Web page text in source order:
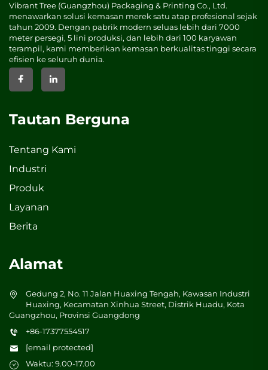
Vibrant Tree (Guangzhou) Packaging & Printing Co., Ltd.
menawarkan solusi kemasan merek satu atap profesional sejak
tahun 2009. Dengan pabrik modern seluas lebih dari 7000
meter persegi, 5 lini produksi, dan lebih dari 100 karyawan
terampil, kami memberikan kemasan berkualitas tinggi secara
efisien ke seluruh dunia.
Tautan Berguna
Tentang Kami
Industri
Produk
Layanan
Berita
Alamat
Gedung 2, No. 11 Jalan Huaxing Tengah, Kawasan Industri
Huaxing, Kecamatan Xinhua Street, Distrik Huadu, Kota
Guangzhou, Provinsi Guangdong
+86-17377554517
[email protected]
Waktu: 9.00-17.00